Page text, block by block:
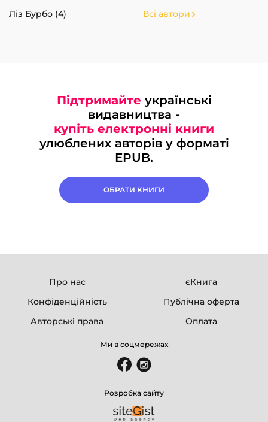
Ліз Бурбо (4)
Всі автори
Підтримайте українські
видавництва -
купіть електронні книги
улюблених авторів у форматі
EPUB.
ОБРАТИ КНИГИ
Про нас
єКнига
Конфіденційність
Публічна оферта
Авторські права
Оплата
Ми в соцмережах
Розробка сайту